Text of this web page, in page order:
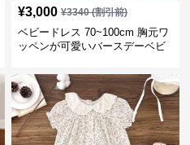
¥3,000 ¥3340(割引前)
ベビードレス 70~100cm 胸元ワ
ッペンが可愛いバースデーベビ